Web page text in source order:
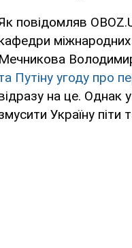
повідомляв
міжнародних
Мечникова
Путіну угоду про
на це. Однак
Україну